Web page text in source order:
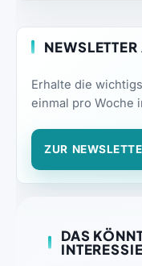
Erhalte die
einmal pro Woche
ZUR
DAS